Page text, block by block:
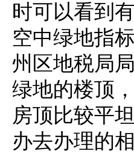
时可以看到
空中绿地指
州区地税局
绿地的楼顶
房顶比较平
办去办理的